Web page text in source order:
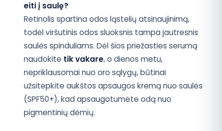
eiti į saulę?
Retinolis spartina odos ląstelių atsinaujinimą,
todėl viršutinis odos sluoksnis tampa jautresnis
saulės spinduliams. Dėl šios priežasties serumą
naudokite tik vakare, o dienos metu,
nepriklausomai nuo oro sąlygų, būtinai
užsitepkite aukštos apsaugos kremą nuo saulės
(SPF50+), kad apsaugotumėte odą nuo
pigmentinių dėmių.